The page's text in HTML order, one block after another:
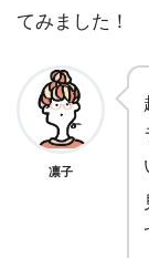
てみました！
凛子